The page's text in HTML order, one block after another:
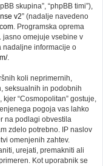
skupina”, “phpBB timi”),
v2” (nadalje navedeno
. Programska oprema
jasno omejuje vsebine v
nadaljne informacije o
.
koli neprimernih,
seksualnih in podobnih
“Cosmopolitan” gostuje,
pogoja vas lahko
na podlagi obvestila
zdelo potrebno. IP naslov
omenjenih zahtev.
urejati, premakniti ali
Kot uporabnik se